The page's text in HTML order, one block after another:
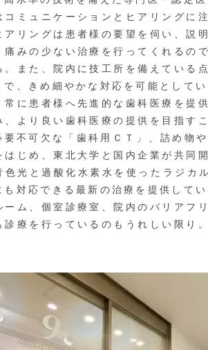
ミュニケーションとヒアリングに
アリングは患者様の要望を伺い、説
痛みの少ない治療を行ってくれるの
。また、院内に技工所を備えている
で、きめ細やかな対応を可能としてい
に患者様へ先進的な歯科医療を提
、より良い歯科医療の提供を目指す
要不可欠な「歯科用ＣＴ」、詰め物
はじめ、東北大学と国内企業が共同
色光と過酸化水素水を使ったラジカ
も対応できる最新の治療を提供して
ム、個室診療室、院内のバリアフ
診療を行っているのもうれしい限り